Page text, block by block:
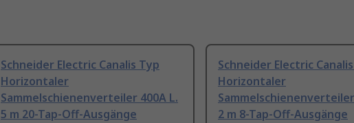
Schneider Electric Canalis Typ
Horizontaler
Sammelschienenverteiler 400A L.
5 m 20-Tap-Off-Ausgänge
Schneider Electric
Horizontaler
2 m 8-Tap-Off-Ausgänge